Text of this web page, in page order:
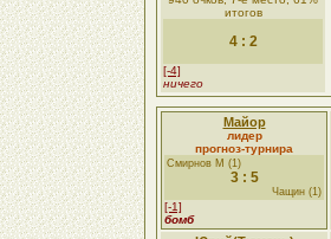
итогов
4 : 2
[-4]
ничего
Майор
лидер
прогноз-турнира
Смирнов М (1)
3 : 5
Чащин (1)
[-1]
бомб